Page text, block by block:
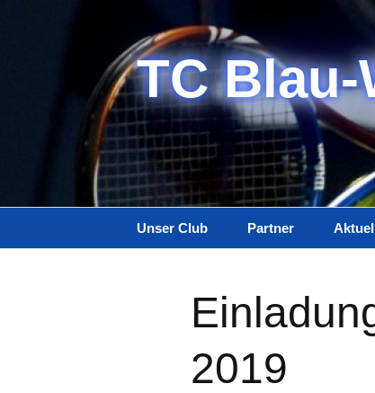
TC Blau-
Unser Club
Gastronomie
Partner
2019